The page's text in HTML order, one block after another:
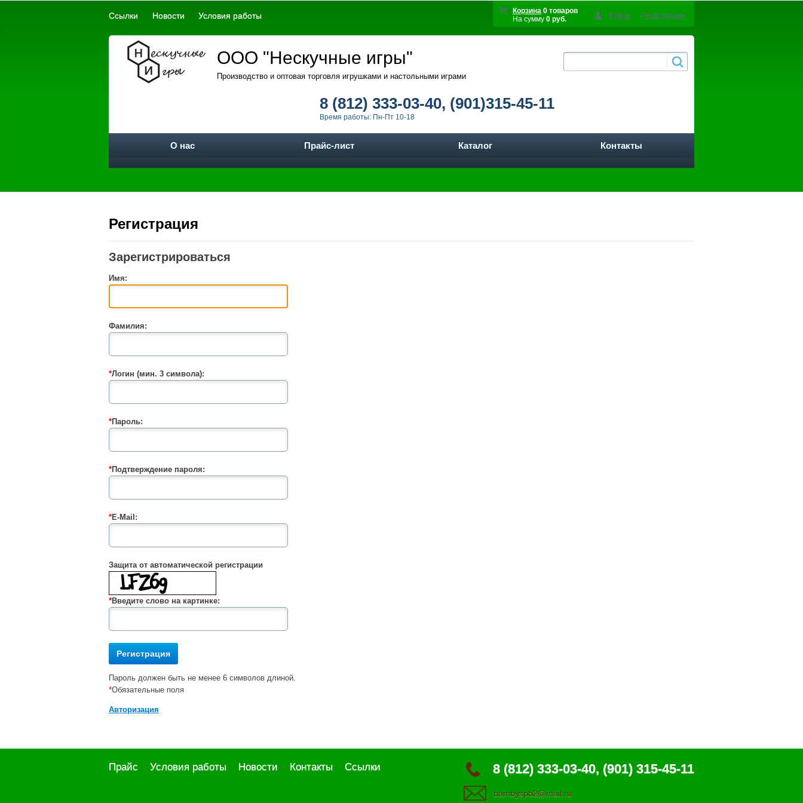
Корзина 0 товаров
На сумму 0 руб. Войти Регистрация
Ссылки Новости Условия работы
ООО "Нескучные игры"
Производство и оптовая торговля игрушками и настольными играми
8 (812) 333-03-40, (901)315-45-11
Время работы: Пн-Пт 10-18
О нас Прайс-лист Каталог Контакты
Регистрация
Зарегистрироваться
Имя:
Фамилия:
*Логин (мин. 3 символа):
*Пароль:
*Подтверждение пароля:
*E-Mail:
Защита от автоматической регистрации
*Введите слово на картинке:
Пароль должен быть не менее 6 символов длиной.
*Обязательные поля
Авторизация
8 (812) 333-03-40, (901) 315-45-11
bambyspb2@mail.ru
Прайс Условия работы Новости Контакты Ссылки